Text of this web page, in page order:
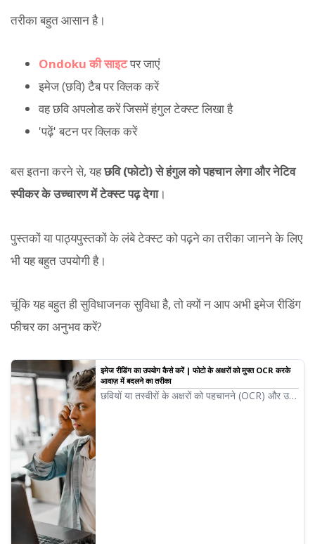
तरीका बहुत आसान है।
Ondoku की साइटपर जाएं
इमेज (छवि) टैब पर क्लिक करें
वह छवि अपलोड करें जिसमें हंगुल टेक्स्ट लिखा है
'पढ़ें' बटन पर क्लिक करें
बस इतना करने से, यहछवि (फोटो) से हंगुल को पहचान लेगा और नेटिव
स्पीकर के उच्चारण में टेक्स्ट पढ़ देगा।
पुस्तकों या पाठ्यपुस्तकों के लंबे टेक्स्ट को पढ़ने का तरीका जानने के लिए
भी यह बहुत उपयोगी है।
चूंकि यह बहुत ही सुविधाजनक सुविधा है, तो क्यों न आप अभी इमेज रीडिंग
फीचर का अनुभव करें?
इमेज रीडिंग का उपयोग कैसे करें | फोटो के अक्षरों को मुफ्त OCR करके
आवाज़ में बदलने का तरीका
छवियों या तस्वीरों के अक्षरों को पहचानने (OCR) और उन्हें